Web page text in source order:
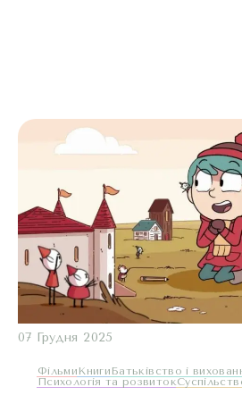
07 Грудня 2025
Фільми Книги Батьківство і
Психологія та розвиток